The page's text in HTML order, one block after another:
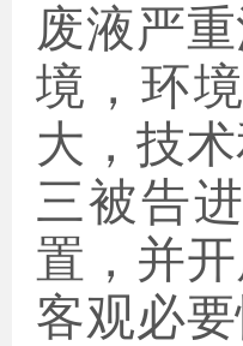
废液严
境，环
大，技
三被告
置，并
客观必